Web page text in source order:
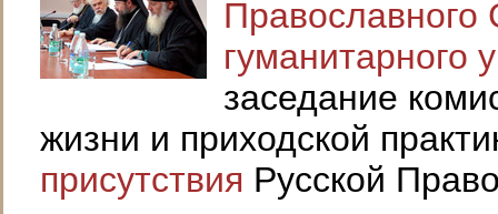
Православного
гуманитарного
заседание
жизни и приходской
присутствия Русской